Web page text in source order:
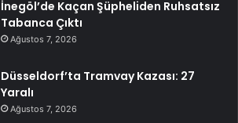
İnegöl’de Kaçan Şüpheliden Ruhsatsız
Tabanca Çıktı
Ağustos 7, 2026
Düsseldorf’ta Tramvay Kazası: 27
Yaralı
Ağustos 7, 2026